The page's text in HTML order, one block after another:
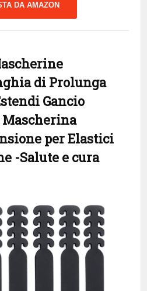
DA AMAZON
di Prolunga
Gancio
per Elastici
-Salute e cura